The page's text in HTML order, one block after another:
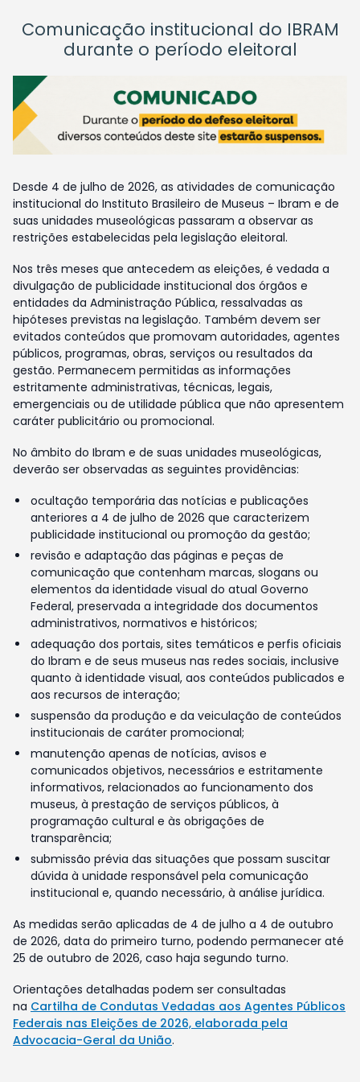
Comunicação institucional do IBRAM
durante o período eleitoral
Desde 4 de julho de 2026, as atividades de comunicação
institucional do Instituto Brasileiro de Museus – Ibram e de
suas unidades museológicas passaram a observar as
restrições estabelecidas pela legislação eleitoral.
Nos três meses que antecedem as eleições, é vedada a
divulgação de publicidade institucional dos órgãos e
entidades da Administração Pública, ressalvadas as
hipóteses previstas na legislação. Também devem ser
evitados conteúdos que promovam autoridades, agentes
públicos, programas, obras, serviços ou resultados da
gestão. Permanecem permitidas as informações
estritamente administrativas, técnicas, legais,
emergenciais ou de utilidade pública que não apresentem
caráter publicitário ou promocional.
No âmbito do Ibram e de suas unidades museológicas,
deverão ser observadas as seguintes providências:
ocultação temporária das notícias e publicações
anteriores a 4 de julho de 2026 que caracterizem
publicidade institucional ou promoção da gestão;
revisão e adaptação das páginas e peças de
comunicação que contenham marcas, slogans ou
elementos da identidade visual do atual Governo
Federal, preservada a integridade dos documentos
administrativos, normativos e históricos;
adequação dos portais, sites temáticos e perfis oficiais
do Ibram e de seus museus nas redes sociais, inclusive
quanto à identidade visual, aos conteúdos publicados e
aos recursos de interação;
suspensão da produção e da veiculação de conteúdos
institucionais de caráter promocional;
manutenção apenas de notícias, avisos e
comunicados objetivos, necessários e estritamente
informativos, relacionados ao funcionamento dos
museus, à prestação de serviços públicos, à
programação cultural e às obrigações de
transparência;
submissão prévia das situações que possam suscitar
dúvida à unidade responsável pela comunicação
institucional e, quando necessário, à análise jurídica.
As medidas serão aplicadas de 4 de julho a 4 de outubro
de 2026, data do primeiro turno, podendo permanecer até
25 de outubro de 2026, caso haja segundo turno.
Orientações detalhadas podem ser consultadas
na Cartilha de Condutas Vedadas aos Agentes Públicos
Federais nas Eleições de 2026, elaborada pela
Advocacia-Geral da União.